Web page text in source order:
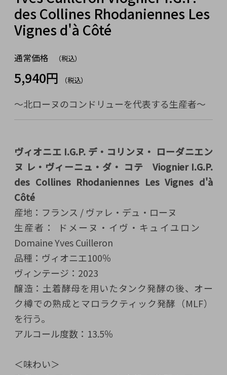
des Collines Rhodaniennes Les
Vignes d'à Côté
通常価格 （税込）
5,940円 （税込）
～北ローヌのコンドリューを代表する生産者～
ヴィオニエ I.G.P. デ・コリンヌ・ ローダニエン
ヌ レ・ヴィーニュ・ダ・ コテ Viognier I.G.P.
des Collines Rhodaniennes Les Vignes d'à
Côté
産地：フランス / ヴァレ・デュ・ローヌ
生産者： ドメーヌ・イヴ・キュイユロン
Domaine Yves Cuilleron
品種：ヴィオニエ100％
ヴィンテージ：2023
醸造：土着酵母を用いたタンク発酵の後、オー
ク樽での熟成とマロラクティック発酵（MLF）
を行う。
アルコール度数：13.5％
＜味わい＞